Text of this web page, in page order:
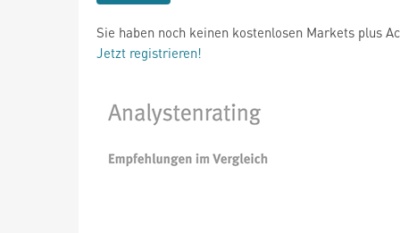
Sie haben noch keinen kostenlosen Markets plus
Jetzt registrieren!